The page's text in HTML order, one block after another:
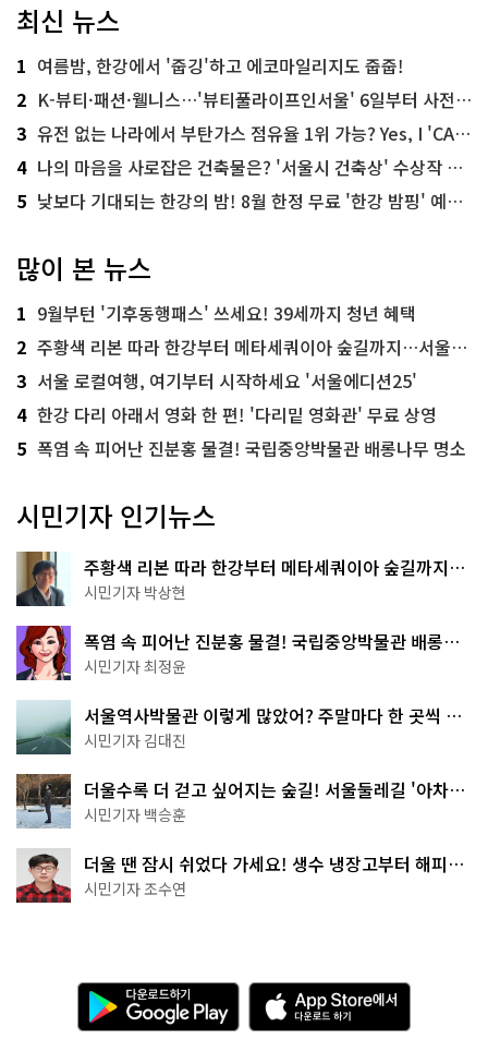
최신 뉴스
1 여름밤, 한강에서 '줍깅'하고 에코마일리지도 줍줍!
2 K-뷰티·패션·웰니스…'뷰티풀라이프인서울' 6일부터 사전 예약
3 유전 없는 나라에서 부탄가스 점유율 1위 가능? Yes, I 'CAN'
4 나의 마음을 사로잡은 건축물은? '서울시 건축상' 수상작 공개!
5 낮보다 기대되는 한강의 밤! 8월 한정 무료 '한강 밤핑' 예약은?
많이 본 뉴스
1 9월부턴 '기후동행패스' 쓰세요! 39세까지 청년 혜택
2 주황색 리본 따라 한강부터 메타세쿼이아 숲길까지…서울둘레길 15코스
3 서울 로컬여행, 여기부터 시작하세요 '서울에디션25'
4 한강 다리 아래서 영화 한 편! '다리밑 영화관' 무료 상영
5 폭염 속 피어난 진분홍 물결! 국립중앙박물관 배롱나무 명소
시민기자 인기뉴스
주황색 리본 따라 한강부터 메타세쿼이아 숲길까지…
서울둘레길 15코스
시민기자 박상현
폭염 속 피어난 진분홍 물결! 국립중앙박물관 배롱나
무 명소
시민기자 최정윤
서울역사박물관 이렇게 많았어? 주말마다 한 곳씩 떠
나는 역사 산책
시민기자 김대진
더울수록 더 걷고 싶어지는 숲길! 서울둘레길 '아차산
코스'
시민기자 백승훈
더울 땐 잠시 쉬었다 가세요! 생수 냉장고부터 해피소
·무더위쉼터까지
시민기자 조수연
다
운
로
A
p
p